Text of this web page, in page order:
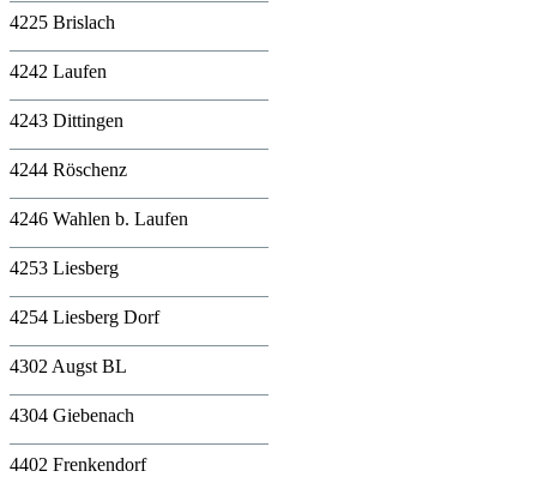
4225 Brislach
4242 Laufen
4243 Dittingen
4244 Röschenz
4246 Wahlen b. Laufen
4253 Liesberg
4254 Liesberg Dorf
4302 Augst BL
4304 Giebenach
4402 Frenkendorf